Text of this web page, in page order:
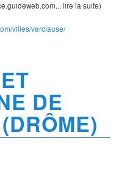
lire la suite)
villes/verclause/
DE